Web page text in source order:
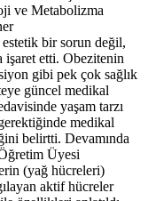
ve Metabolizma
bir sorun değil,
etti. Obezitenin
gibi pek çok sağlık
güncel medikal
yaşam tarzı
medikal
belirtti. Devamında
Üyesi
(yağ hücreleri)
aktif hücreler